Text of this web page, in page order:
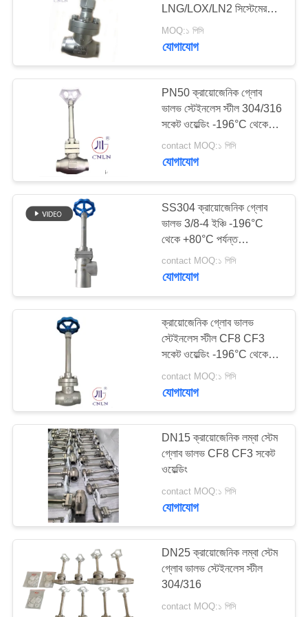
গোপনীয়তা
ক্রিওজেনিক চাপ কমানোর
ভালভ
ক্রিওজেনিক শাট অফ ভালভ
39
ক্রায়োজেনিক সকেট ওয়েল্ড
গ্লোব ভালভ
ক্রায়োজেনিক ফ্ল্যাঞ্জড গ্লোব
ভালভ
LNG/LOX/LN2 সিস্টেমের
জন্য ক্রায়োজেনিক গ্লোব ভালভ
শর্ট স্টেম-টাইপ A ((DN10-
MOQ:১ পিসি
যোগাযোগ
PN50 ক্রায়োজেনিক গ্লোব
ভালভ স্টেইনলেস স্টীল 304/316
সকেট ওয়েল্ডিং -196°C থেকে
+80°C
contact MOQ:১ পিসি
যোগাযোগ
SS304 ক্রায়োজেনিক গ্লোব
ভালভ 3/8-4 ইঞ্চি -196°C
থেকে +80°C পর্যন্ত
ক্রায়োজেনিক ট্যাঙ্কের জন্য
contact MOQ:১ পিসি
যোগাযোগ
ক্রায়োজেনিক গ্লোব ভালভ
স্টেইনলেস স্টীল CF8 CF3
সকেট ওয়েল্ডিং -196°C থেকে
contact MOQ:১ পিসি
যোগাযোগ
DN15 ক্রায়োজেনিক লম্বা স্টেম
গ্লোব ভালভ CF8 CF3 সকেট
ওয়েল্ডিং
contact MOQ:১ পিসি
যোগাযোগ
DN25 ক্রায়োজেনিক লম্বা স্টেম
গ্লোব ভালভ স্টেইনলেস স্টীল
304/316
contact MOQ:১ পিসি